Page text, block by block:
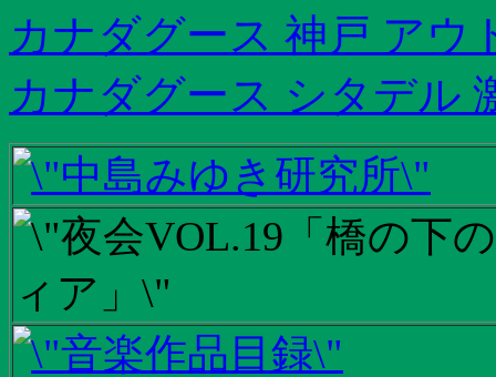
カナダグース 神戸 アウ
カナダグース シタデル